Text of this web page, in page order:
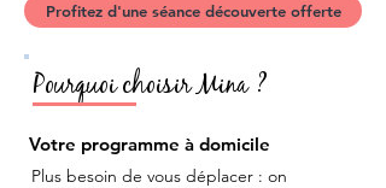
Profitez d'une séance découverte offerte
Pourquoi choisir Mina ?
Votre programme à domicile
Plus besoin de vous déplacer : on